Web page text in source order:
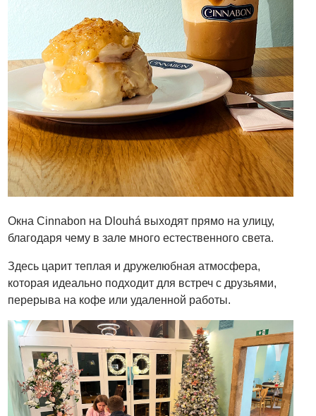
Окна Cinnabon на Dlouhá выходят прямо на улицу,
благодаря чему в зале много естественного света.
Здесь царит теплая и дружелюбная атмосфера,
которая идеально подходит для встреч с друзьями,
перерыва на кофе или удаленной работы.